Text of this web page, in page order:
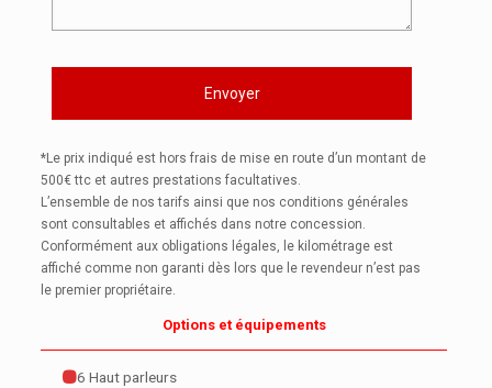
*Le prix indiqué est hors frais de mise en route d’un montant de
500€ ttc et autres prestations facultatives.
L’ensemble de nos tarifs ainsi que nos conditions générales
sont consultables et affichés dans notre concession.
Conformément aux obligations légales, le kilométrage est
affiché comme non garanti dès lors que le revendeur n’est pas
le premier propriétaire.
Options et équipements
6 Haut parleurs